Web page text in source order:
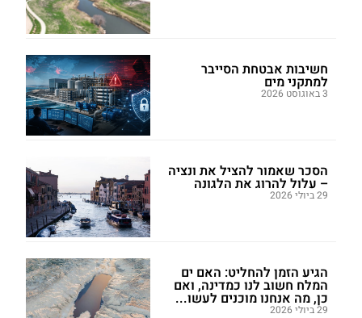
חשיבות אבטחת הסייבר
למתקני מים
3 באוגוסט 2026
הסכר שאמור להציל את ונציה
– עלול להרוג את הלגונה
29 ביולי 2026
הגיע הזמן להחליט: האם ים
המלח חשוב לנו כמדינה, ואם
כן, מה אנחנו מוכנים לעשו...
29 ביולי 2026